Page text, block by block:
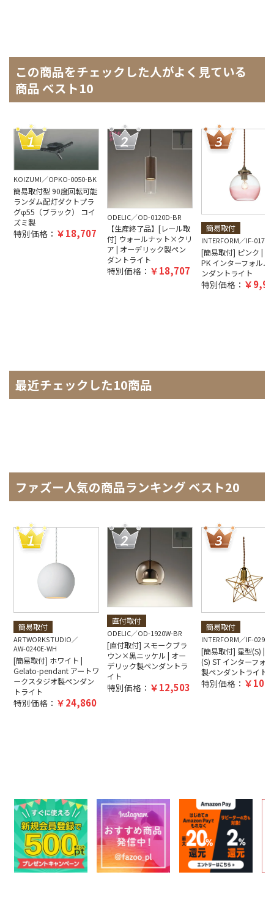
この商品をチェックした人がよく見ている
商品 ベスト10
KOIZUMI OPKO-0050-BK
簡易取付型 90度回転可能
ランダム配灯ダクトプラ
グφ55（ブラック） コイ
ズミ製
特別価格： 18,707
ODELIC OD-0120D-BR
【生産終了品】[レール取
付] ウォールナット×クリ
ア | オーデリック製ペン
ダントライト
特別価格： 18,707
簡易取付
INTERFORM IF-
[簡易取付] ピンク |
PK インターフォルム
ンダントライト
特別価格：
最近チェックした10商品
ファズー人気の商品ランキング ベスト20
簡易取付
ARTWORKSTUDIO
AW-0240E-WH
[簡易取付] ホワイト |
Gelato-pendant アートワ
ークスタジオ製ペンダン
トライト
特別価格： 24,860
直付取付
ODELIC OD-1920W-BR
[直付取付] スモークブラ
ウン×黒ニッケル | オー
デリック製ペンダントラ
イト
特別価格： 12,503
簡易取付
INTERFORM IF-
[簡易取付] 星型(S) |
(S) ST インターフォ
製ペンダントライト
特別価格：